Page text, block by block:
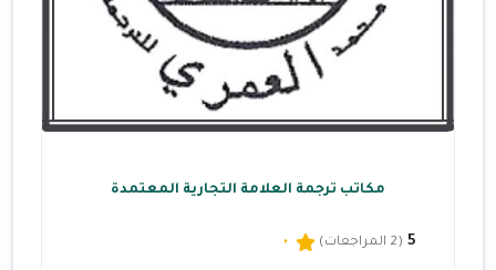
مكاتب ترجمة العلامة التجارية المعتمدة
5 (2 المراجعات)